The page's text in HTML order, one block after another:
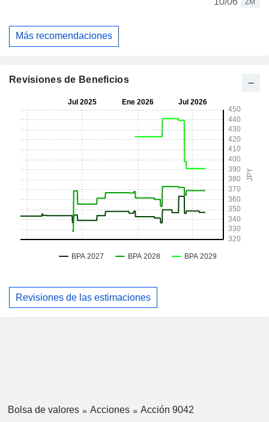
Más recomendaciones
Revisiones de Beneficios
Revisiones de las estimaciones
Bolsa de valores Acciones Acción 9042